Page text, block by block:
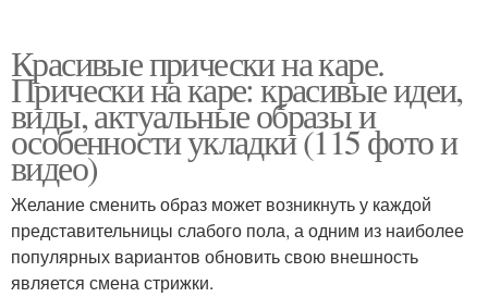
Красивые прически на каре.
Прически на каре: красивые идеи,
виды, актуальные образы и
особенности укладки (115 фото и
видео)
Желание сменить образ может возникнуть у каждой
представительницы слабого пола, а одним из наиболее
популярных вариантов обновить свою внешность
является смена стрижки.